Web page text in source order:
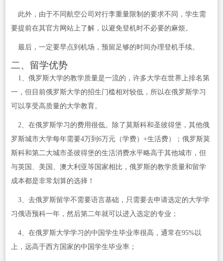
此外，由于不同航空公司对行李重量限制的要求不同，学生需
要提前在其官方网站上了解，以避免登机时不必要的麻烦。
最后，一定要早点到机场，预留足够的时间办理登机手续。
二、留学优势
1、俄罗斯大学的教学质量是一流的，许多大学在世界上排名第
一，但目前俄罗斯大学的招生门槛相对较低，所以在俄罗斯学习
可以享受高质量的大学教育。
2、在俄罗斯学习的费用很低。除了莫斯科和圣彼得堡，其他俄
罗斯城市大学每年需要4万到6万元（学费）+生活费）；俄罗斯莫
斯科和第二大城市圣彼得堡的生活消费水平略高于其他城市，但
与英国、美国、澳大利亚等国家相比，俄罗斯的教学质量和留学
成本都是非常划算的选择！
3、去俄罗斯留学不需要语言基础，只需要去申请选定的大学学
习俄语预科一年，然后第二年就可以进入选定的专业；
4、在俄罗斯大学学习的中国学生毕业率很高，通常在95%以
上，远高于西方国家的中国学生毕业率；